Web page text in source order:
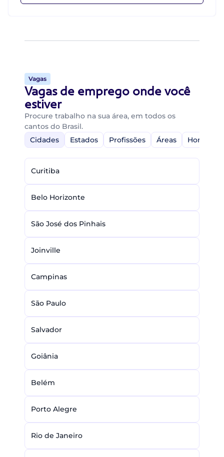
Vagas
Vagas de emprego onde você
estiver
Procure trabalho na sua área, em todos os
cantos do Brasil.
Cidades
Estados Profissões Áreas Home-
Curitiba
Belo Horizonte
São José dos Pinhais
Joinville
Campinas
São Paulo
Salvador
Goiânia
Belém
Porto Alegre
Rio de Janeiro